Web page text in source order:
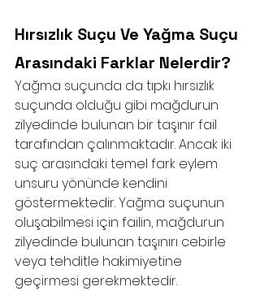
Hırsızlık Suçu Ve Yağma Suçu
Arasındaki Farklar Nelerdir?
Yağma suçunda da tıpkı hırsızlık
suçunda olduğu gibi mağdurun
zilyedinde bulunan bir taşınır fail
tarafından çalınmaktadır. Ancak iki
suç arasındaki temel fark eylem
unsuru yönünde kendini
göstermektedir. Yağma suçunun
oluşabilmesi için failin, mağdurun
zilyedinde bulunan taşınırı cebirle
veya tehditle hakimiyetine
geçirmesi gerekmektedir.